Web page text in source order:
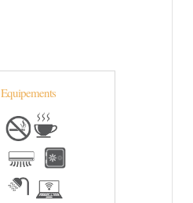
Equipements